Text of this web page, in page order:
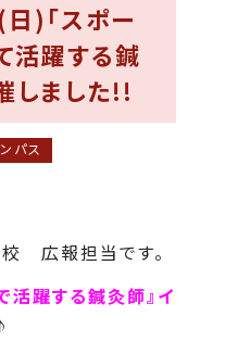
)「スポー
活躍する鍼
しました!!
パス
広報担当です。
活躍する鍼灸師』イ